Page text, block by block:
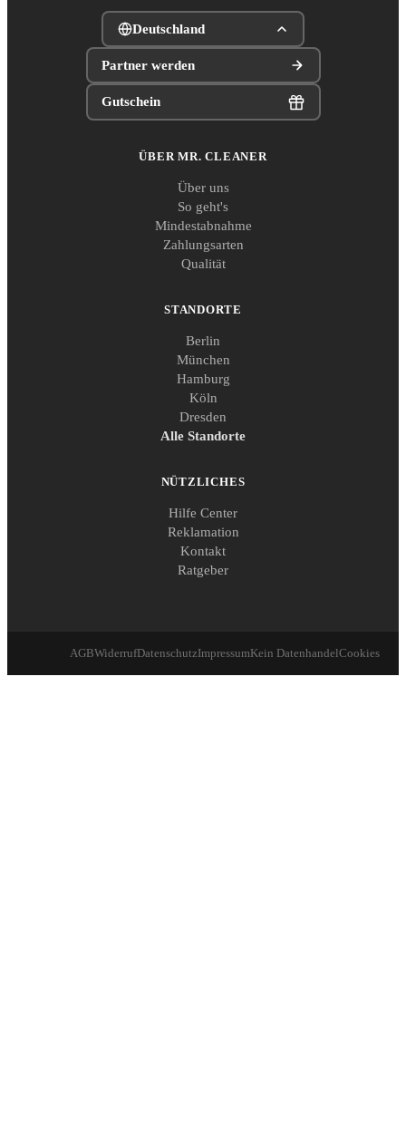
Deutschland
Partner werden
Gutschein
ÜBER MR. CLEANER
Über uns
So geht's
Mindestabnahme
Zahlungsarten
Qualität
STANDORTE
Berlin
München
Hamburg
Köln
Dresden
Alle Standorte
NÜTZLICHES
Hilfe Center
Reklamation
Kontakt
Ratgeber
AGBWiderrufDatenschutzImpressumKein DatenhandelCookies